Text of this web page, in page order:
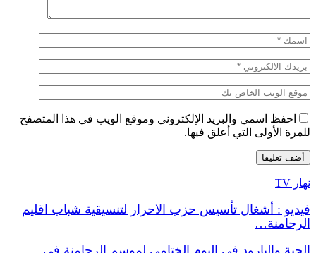
احفظ اسمي والبريد الإلكتروني وموقع الويب في هذا المتصفح
للمرة الأولى التي أعلق فيها.
نهار TV
فيديو : أشغال تأسيس حزب الاحرار لتنسيقية شباب اقليم
الرحامنة…
الحبة والبارود في اليوم الختامي لموسم الرحامنة في